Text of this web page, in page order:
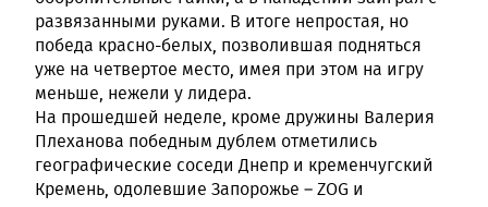
развязанными руками. В итоге непростая, но
победа красно-белых, позволившая подняться
уже на четвертое место, имея при этом на игру
меньше, нежели у лидера.
На прошедшей неделе, кроме дружины Валерия
Плеханова победным дублем отметились
географические соседи Днепр и кременчугский
Кремень, одолевшие Запорожье – ZOG и